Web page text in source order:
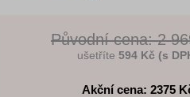
Původní cena: 2
ušetříte 594 Kč (s
Akční cena: 2375